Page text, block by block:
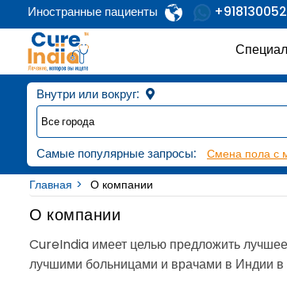
Иностранные пациенты
Внутри или вокруг:
Самые популярные запросы: Смена пола с
Главная
О компании
О компании
CureIndia имеет целью предложить
лучшими больницами и врачами в Индии